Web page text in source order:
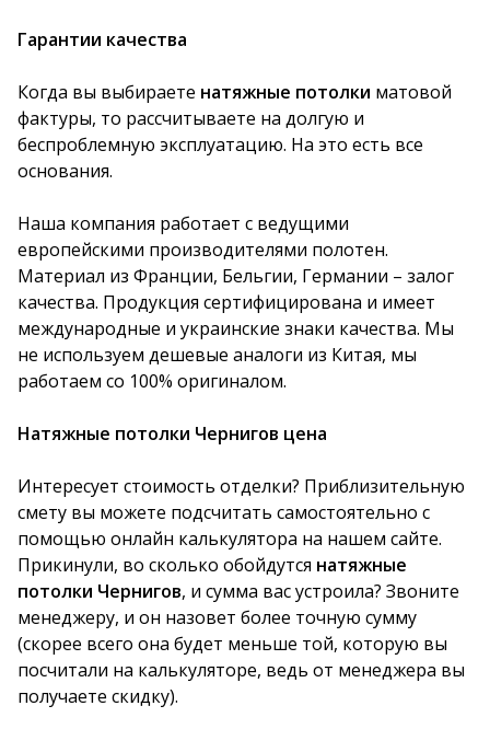
Гарантии качества
Когда вы выбираете натяжные потолки матовой
фактуры, то рассчитываете на долгую и
беспроблемную эксплуатацию. На это есть все
основания.
Наша компания работает с ведущими
европейскими производителями полотен.
Материал из Франции, Бельгии, Германии – залог
качества. Продукция сертифицирована и имеет
международные и украинские знаки качества. Мы
не используем дешевые аналоги из Китая, мы
работаем со 100% оригиналом.
Натяжные потолки Чернигов цена
Интересует стоимость отделки? Приблизительную
смету вы можете подсчитать самостоятельно с
помощью онлайн калькулятора на нашем сайте.
Прикинули, во сколько обойдутся натяжные
потолки Чернигов, и сумма вас устроила? Звоните
менеджеру, и он назовет более точную сумму
(скорее всего она будет меньше той, которую вы
посчитали на калькуляторе, ведь от менеджера вы
получаете скидку).